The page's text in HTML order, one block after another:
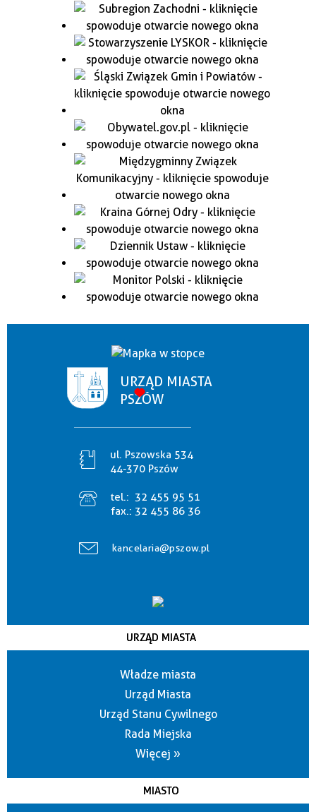
URZĄD MIASTA
PSZÓW
ul. Pszowska 534
44-370 Pszów
tel.: 32 455 95 51
fax.: 32 455 86 36
kancelaria@pszow.pl
URZĄD MIASTA
Władze miasta
Urząd Miasta
Urząd Stanu Cywilnego
Rada Miejska
Więcej »
MIASTO